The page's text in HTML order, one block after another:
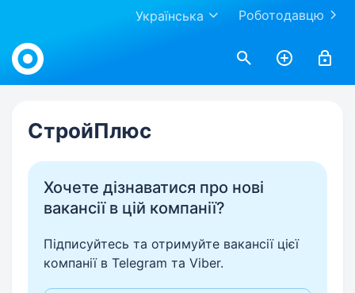
Роботодавцю
Українська
Work.ua
СтройПлюс
Хочете дізнаватися про нові
вакансії в цій компанії?
Підписуйтесь та отримуйте вакансії цієї
компанії в Telegram та Viber.